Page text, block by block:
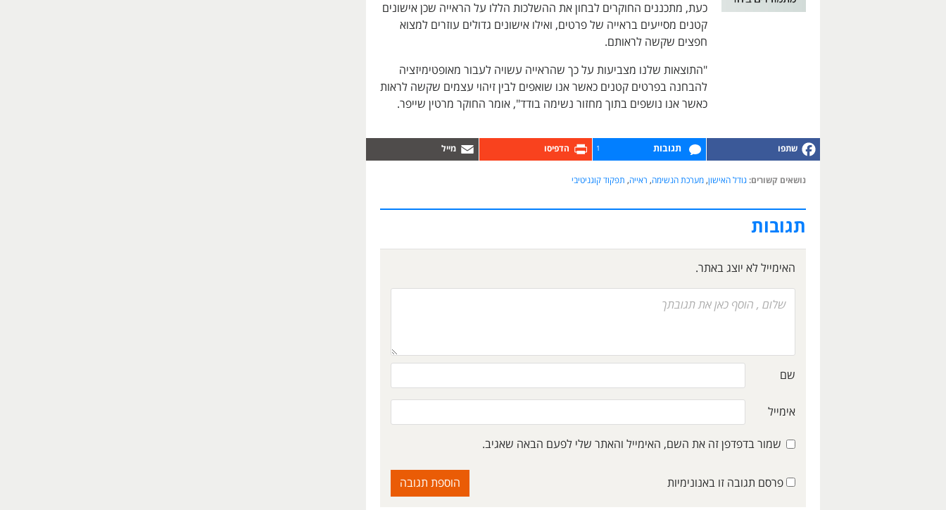
כעת, מתכננים החוקרים לבחון את ההשלכות הללו על הראייה שכן אישונים
קטנים מסייעים בראייה של פרטים, ואילו אישונים גדולים עוזרים למצוא
חפצים שקשה לראותם.
"התוצאות שלנו מצביעות על כך שהראייה עשויה לעבור מאופטימיזציה
להבחנה בפרטים קטנים כאשר אנו שואפים לבין זיהוי עצמים שקשה לראות
כאשר אנו נושפים בתוך מחזור נשימה בודד", אומר החוקר מרטין שייפר.
תגובות 1
נושאים קשורים: גודל האישון,מערכת הנשימה, ראייה, תפקוד קוגניטיבי
תגובות
האימייל לא יוצג באתר.
שם
אימייל
שמור בדפדפן זה את השם, האימייל והאתר שלי לפעם הבאה שאגיב.
פרסם תגובה זו באנונימיות